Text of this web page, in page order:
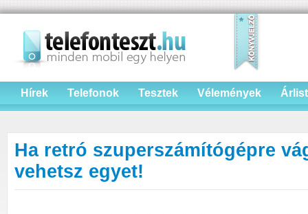
Hírek Telefonok Tesztek Vélemények
Ha retró szuperszámítógépre
vehetsz egyet!